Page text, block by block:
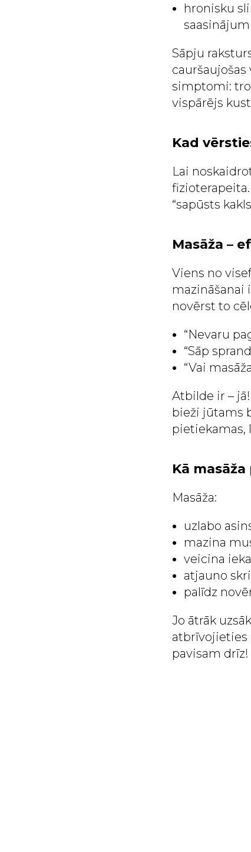
hronisku
Sāpju
simptomi:
vispārējs
Kad
Lai
“sapūsts
Masāža –
Viens no
mazināšanai
novērst to
“Nevaru
“Sāp
“Vai
Atbilde ir –
bieži jūtams
pietiekamas,
Kā
Masāža:
uzlabo
mazina
veicina
atjauno
palīdz
Jo ātrāk
atbrīvojieties
pavisam drīz!